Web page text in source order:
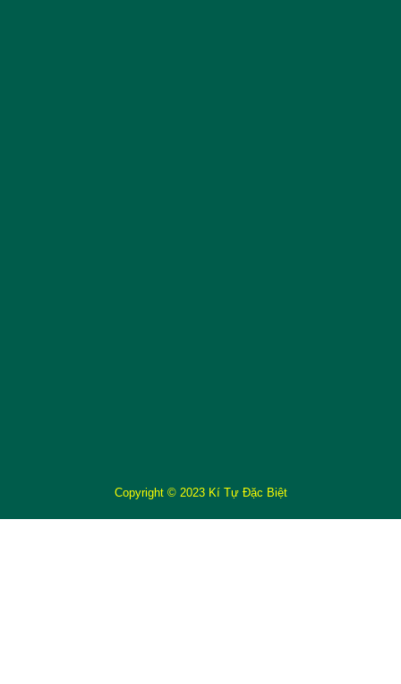
Copyright © 2023 Kí Tự Đặc Biệt